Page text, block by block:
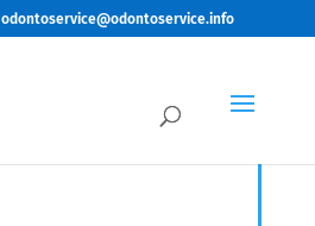
odontoservice@odontoservice.info